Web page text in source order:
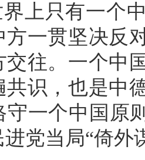
上只有一个
方一贯坚决反
交往。一个中
共识，也是中
守一个中国原
党当局“倚外